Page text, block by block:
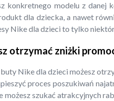
konkretnego modelu z
dla dziecka, a nawet
Nike dla dzieci to tylko
otrzymać zniżki
Nike dla dzieci możesz
proces poszukiwań
możesz szukać atrakcyjnych